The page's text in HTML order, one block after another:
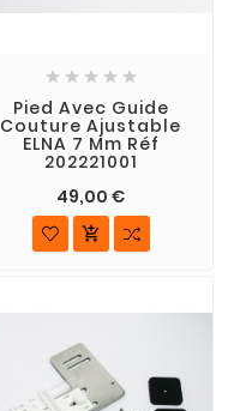
    
Pied Avec Guide
Couture Ajustable
ELNA 7 Mm Réf
202221001
49,00 €
